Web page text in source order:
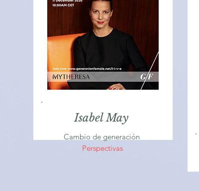
Isabel May
Cambio de generación
Perspectivas